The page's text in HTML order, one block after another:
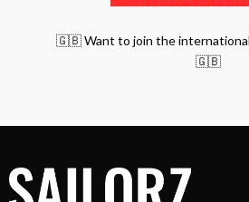
🇬🇧 Want to join the international
🇬🇧